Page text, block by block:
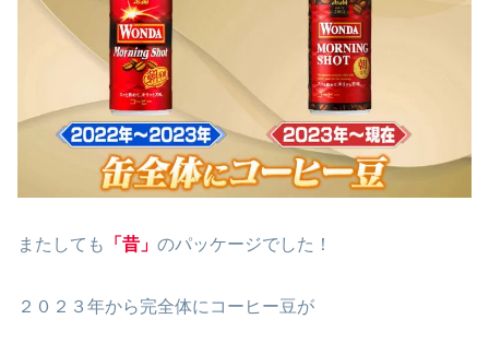
またしても 「昔」 のパッケージでした！
２０２３年から完全体にコーヒー豆が